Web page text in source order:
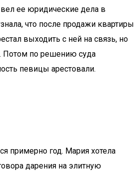
ее юридические дела в
что после продажи квартиры
выходить с ней на связь, но
Потом по решению суда
певицы арестовали.
примерно год. Мария хотела
дарения на элитную